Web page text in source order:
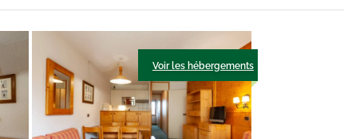
Voir les hébergements